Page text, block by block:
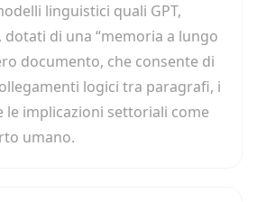
linguistici quali GPT,
dotati di una “memoria a lungo
documento, che consente di
logici tra paragrafi, i
le implicazioni settoriali come
umano.